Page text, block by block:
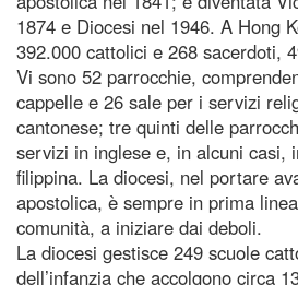
1874 e Diocesi nel 1946. A Hong
392.000 cattolici e 268 sacerdoti,
Vi sono 52 parrocchie,
cappelle e 26 sale per i servizi
cantonese; tre quinti delle
servizi in inglese e, in alcuni casi,
filippina. La diocesi, nel portare
apostolica, è sempre in prima
comunità, a iniziare dai deboli.
La diocesi gestisce 249 scuole
dell’infanzia che accolgono circa